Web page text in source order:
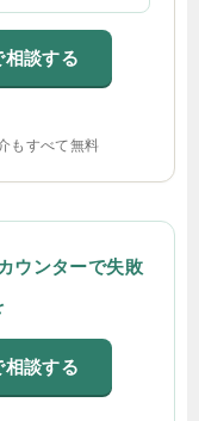
談する
もすべて無料
ウンターで失敗
相談する